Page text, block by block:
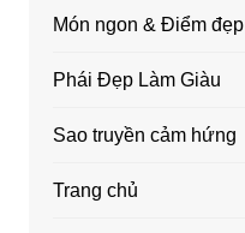
Món ngon & Điểm đẹp
Phái Đẹp Làm Giàu
Sao truyền cảm hứng
Trang chủ